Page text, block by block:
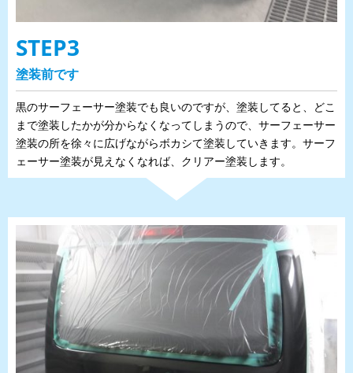
STEP3
塗装前です
黒のサーフェーサー塗装でも良いのですが、塗装してると、どこ
まで塗装したかが分からなくなってしまうので、サーフェーサー
塗装の所を徐々に広げながらボカシて塗装していきます。サーフ
ェーサー塗装が見えなくなれば、クリアー塗装します。